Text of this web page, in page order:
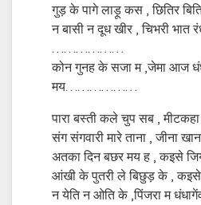
गुड़ के पागे लाड़ू कस , छितिर
न बासी न दूध खीर , चिभरी भात
………………
कोन गुनह के सजा म ,जेमा आज
मय………………
पारा बस्ती कले चुप सब ,
संग संगवारी मारे ताना , जीना
अतका दिन बछर मय ह , कइसे
आंखी के पुतरी ले बिछुड़ के , कइसे
न येति न ओति के ,पिंजरा म